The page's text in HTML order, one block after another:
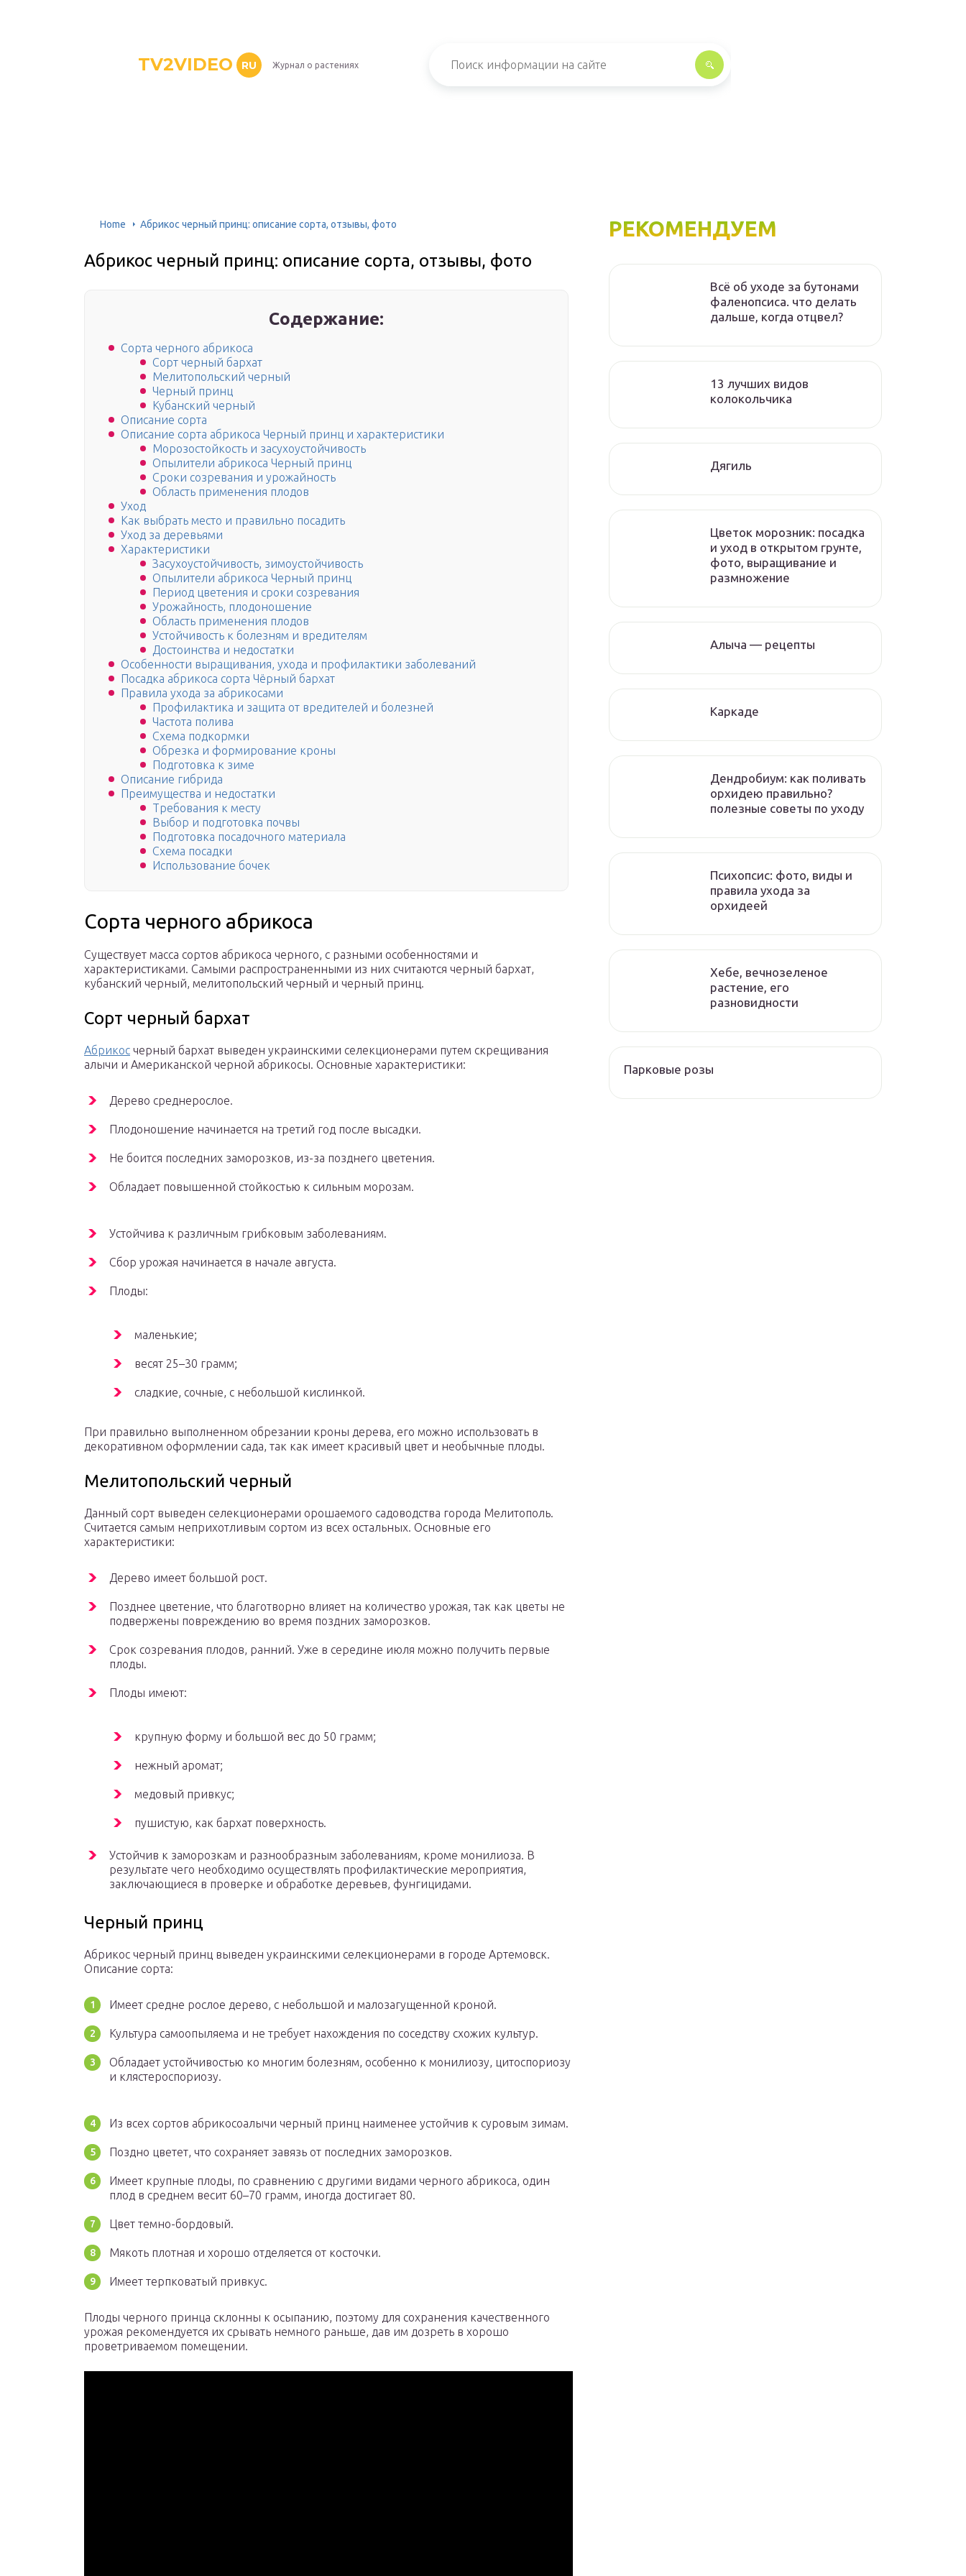
TV2VIDEO RU Журнал о растениях
Home Абрикос черный принц: описание сорта, отзывы, фото
Абрикос черный принц: описание сорта, отзывы, фото
Содержание:
Сорта черного абрикоса
Сорт черный бархат
Мелитопольский черный
Черный принц
Кубанский черный
Описание сорта
Описание сорта абрикоса Черный принц и характеристики
Морозостойкость и засухоустойчивость
Опылители абрикоса Черный принц
Сроки созревания и урожайность
Область применения плодов
Уход
Как выбрать место и правильно посадить
Уход за деревьями
Характеристики
Засухоустойчивость, зимоустойчивость
Опылители абрикоса Черный принц
Период цветения и сроки созревания
Урожайность, плодоношение
Область применения плодов
Устойчивость к болезням и вредителям
Достоинства и недостатки
Особенности выращивания, ухода и профилактики заболеваний
Посадка абрикоса сорта Чёрный бархат
Правила ухода за абрикосами
Профилактика и защита от вредителей и болезней
Частота полива
Схема подкормки
Обрезка и формирование кроны
Подготовка к зиме
Описание гибрида
Преимущества и недостатки
Требования к месту
Выбор и подготовка почвы
Подготовка посадочного материала
Схема посадки
Использование бочек
Сорта черного абрикоса
Существует масса сортов абрикоса черного, с разными особенностями и
характеристиками. Самыми распространенными из них считаются черный бархат,
кубанский черный, мелитопольский черный и черный принц.
Сорт черный бархат
Абрикос черный бархат выведен украинскими селекционерами путем скрещивания
алычи и Американской черной абрикосы. Основные характеристики:
Дерево среднерослое.
Плодоношение начинается на третий год после высадки.
Не боится последних заморозков, из-за позднего цветения.
Обладает повышенной стойкостью к сильным морозам.
Устойчива к различным грибковым заболеваниям.
Сбор урожая начинается в начале августа.
Плоды:
маленькие;
весят 25–30 грамм;
сладкие, сочные, с небольшой кислинкой.
При правильно выполненном обрезании кроны дерева, его можно использовать в
декоративном оформлении сада, так как имеет красивый цвет и необычные плоды.
Мелитопольский черный
Данный сорт выведен селекционерами орошаемого садоводства города Мелитополь.
Считается самым неприхотливым сортом из всех остальных. Основные его
характеристики:
Дерево имеет большой рост.
Позднее цветение, что благотворно влияет на количество урожая, так как цветы не
подвержены повреждению во время поздних заморозков.
Срок созревания плодов, ранний. Уже в середине июля можно получить первые
плоды.
Плоды имеют:
крупную форму и большой вес до 50 грамм;
нежный аромат;
медовый привкус;
пушистую, как бархат поверхность.
Устойчив к заморозкам и разнообразным заболеваниям, кроме монилиоза. В
результате чего необходимо осуществлять профилактические мероприятия,
заключающиеся в проверке и обработке деревьев, фунгицидами.
Черный принц
Абрикос черный принц выведен украинскими селекционерами в городе Артемовск.
Описание сорта:
Имеет средне рослое дерево, с небольшой и малозагущенной кроной.
Культура самоопыляема и не требует нахождения по соседству схожих культур.
Обладает устойчивостью ко многим болезням, особенно к монилиозу, цитоспориозу
и клястероспориозу.
Из всех сортов абрикосоалычи черный принц наименее устойчив к суровым зимам.
Поздно цветет, что сохраняет завязь от последних заморозков.
Имеет крупные плоды, по сравнению с другими видами черного абрикоса, один
плод в среднем весит 60–70 грамм, иногда достигает 80.
Цвет темно-бордовый.
Мякоть плотная и хорошо отделяется от косточки.
Имеет терпковатый привкус.
Плоды черного принца склонны к осыпанию, поэтому для сохранения качественного
урожая рекомендуется их срывать немного раньше, дав им дозреть в хорошо
проветриваемом помещении.
РЕКОМЕНДУЕМ
Всё об уходе за бутонами
фаленопсиса. что делать
дальше, когда отцвел?
13 лучших видов
колокольчика
Дягиль
Цветок морозник: посадка
и уход в открытом грунте,
фото, выращивание и
размножение
Алыча — рецепты
Каркаде
Дендробиум: как поливать
орхидею правильно?
полезные советы по уходу
Психопсис: фото, виды и
правила ухода за
орхидеей
Хебе, вечнозеленое
растение, его
разновидности
Парковые розы